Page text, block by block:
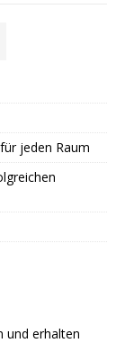
jeden Raum
und erhalten